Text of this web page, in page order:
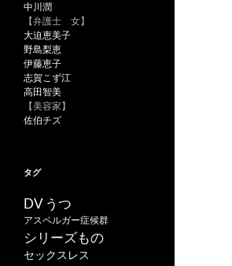
中川潤
【弁護士 女】
大迫恵美子
野島梨恵
伊藤恵子
志賀こず江
高田智美
【美容家】
佐伯チズ
タグ
DV うつ
アスペルガー症候群
シリーズもの
セックスレス